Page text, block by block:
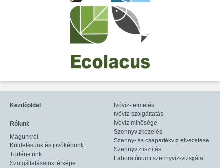
Kezdőoldal
Rólunk
Magunkról
Küldetésünk és jövőképünk
Történetünk
Szolgáltatásaink térképe
Ivóvíz-termelés
Ivóvíz-szolgáltatás
Ivóvíz minősége
Szennyvízkezelés
Szenny- és csapadékvíz elvezetése
Szennyvíztisztítás
Laboratóriumi szennyvíz-vizsgálat